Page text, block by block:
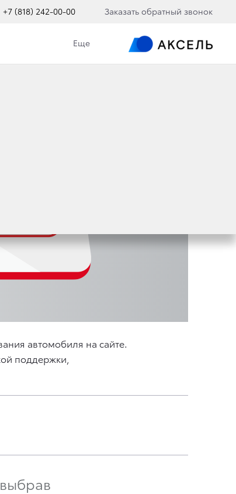
+7 (818) 242-00-00 Заказать обратный звонок
Еще
автомобиля на сайте.
поддержки,